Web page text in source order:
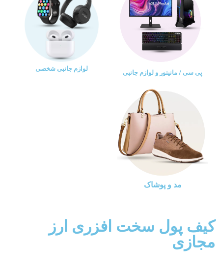
پی سی / مانیتور و لوازم جانبی
لوازم جانبی شخصی
مد و پوشاک
کیف پول سخت افزری ارز
مجازی